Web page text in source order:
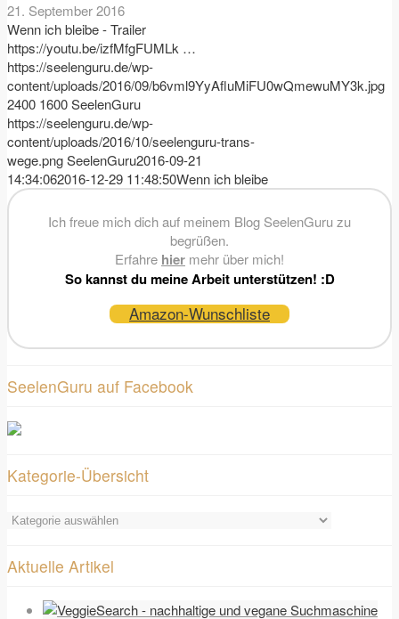
21. September 2016
Wenn ich bleibe - Trailer
https://youtu.be/izfMfgFUMLk …
https://seelenguru.de/wp-
content/uploads/2016/09/b6vml9YyAfluMiFU0wQmewuMY3k.jpg
2400 1600SeelenGuru
https://seelenguru.de/wp-
content/uploads/2016/10/seelenguru-trans-
wege.pngSeelenGuru2016-09-21
14:34:062016-12-29 11:48:50Wenn ich bleibe
Ich freue mich dich auf meinem Blog SeelenGuru zu
begrüßen.
Erfahre hier mehr über mich!
So kannst du meine Arbeit unterstützen! :D
Amazon-Wunschliste
SeelenGuru auf Facebook
Kategorie-Übersicht
Kategorie-
Aktuelle Artikel